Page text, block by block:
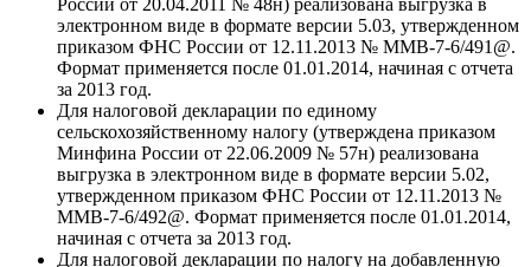
электронном виде в формате версии 5.03, утвержденном
приказом ФНС России от 12.11.2013 № ММВ-7-6/491@.
Формат применяется после 01.01.2014, начиная с отчета
за 2013 год.
Для налоговой декларации по единому
сельскохозяйственному налогу (утверждена приказом
Минфина России от 22.06.2009 № 57н) реализована
выгрузка в электронном виде в формате версии 5.02,
утвержденном приказом ФНС России от 12.11.2013 №
ММВ-7-6/492@. Формат применяется после 01.01.2014,
начиная с отчета за 2013 год.
Для налоговой декларации по налогу на добавленную